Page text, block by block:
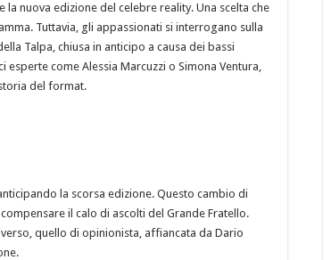
nuova edizione del celebre reality. Una scelta che
Tuttavia, gli appassionati si interrogano sulla
Talpa, chiusa in anticipo a causa dei bassi
come Alessia Marcuzzi o Simona Ventura,
del format.
la scorsa edizione. Questo cambio di
il calo di ascolti del Grande Fratello.
quello di opinionista, affiancata da Dario